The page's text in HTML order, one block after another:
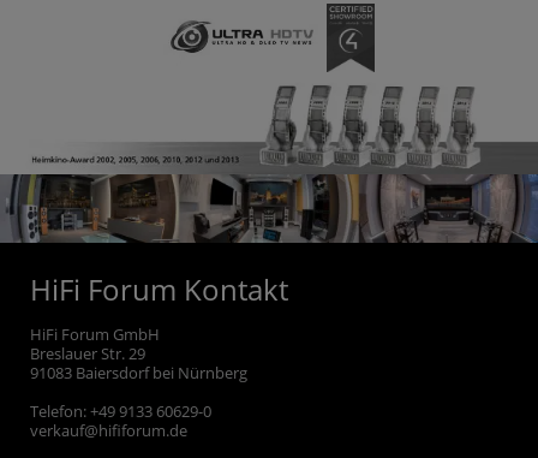
HiFi Forum Kontakt
HiFi Forum GmbH
Breslauer Str. 29
91083 Baiersdorf bei Nürnberg
Telefon:+49 9133 60629-0
verkauf@hififorum.de